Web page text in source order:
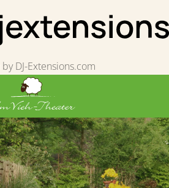
by DJ-Extensions.com